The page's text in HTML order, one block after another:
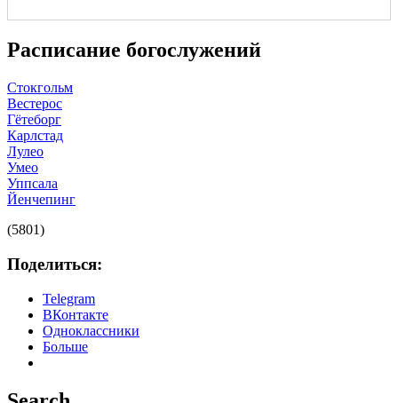
Расписание богослужений
Стокгольм
Вестерос
Гётеборг
Карлстад
Лулео
Умео
Уппсала
Йенчепинг
(5801)
Поделиться:
Telegram
ВКонтакте
Одноклассники
Больше